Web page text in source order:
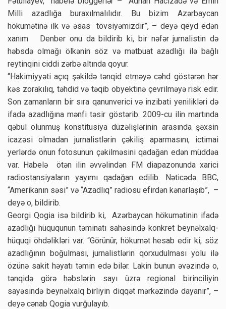
Milli azadlığa buraxılmalılıdır. Bu bizim Azərbaycan
hökumətinə ilk və əsas tövsiyəmizdir”, – deyə qeyd edən
xanım Denber onu da bildirib ki, bir nəfər jurnalistin də
həbsdə olmağı ölkənin söz və mətbuat azadlığı ilə bağlı
reytinqini ciddi zərbə altında qoyur.
“Hakimiyyəti açıq şəkildə tənqid etməyə cəhd göstərən hər
kəs zorakılıq, təhdid və təqib obyektinə çevrilməyə risk edir.
Son zamanların bir sıra qanunverici və inzibati yenilikləri də
ifadə azadlığına mənfi təsir göstərib. 2009-cu ilin martında
qəbul olunmuş konstitusiya düzəlişlərinin arasında şəxsin
icazəsi olmadan jurnalistlərin çəkiliş aparmasını, ictimai
yerlərdə onun fotosunun çəkilməsini qadağan edən müddəa
var. Habelə ötən ilin əvvəlindən FM diapazonunda xarici
radiostansiyaların yayımı qadağan edilib. Nəticədə BBC,
“Amerikanın səsi” və “Azadlıq” radiosu efirdən kənarlaşıb”, –
deyə o, bildirib.
Georgi Qogia isə bildirib ki, Azərbaycan hökumətinin ifadə
azadlığı hüququnun təminatı sahəsində konkret beynəlxalq-
hüquqi öhdəlikləri var. “Görünür, hökumət hesab edir ki, söz
azadlığının boğulması, jurnalistlərin qorxudulması yolu ilə
özünə sakit həyatı təmin edə bilər. Lakin bunun əvəzində o,
tənqidə görə həbslərin sayı üzrə regional birinciliyin
sayəsində beynəlxalq birliyin diqqət mərkəzində dayanır”, –
deyə cənab Qogia vurğulayıb.